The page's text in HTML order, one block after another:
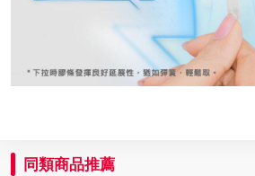
同類商品推薦